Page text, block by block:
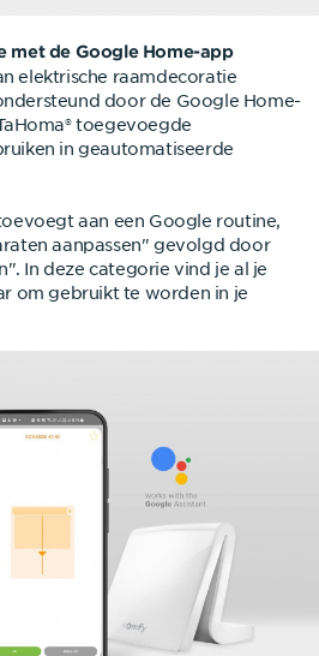
met de Google Home-app
elektrische raamdecoratie
door de Google Home-
toegevoegde
in geautomatiseerde
aan een Google routine,
aanpassen" gevolgd door
In deze categorie vind je al je
om gebruikt te worden in je